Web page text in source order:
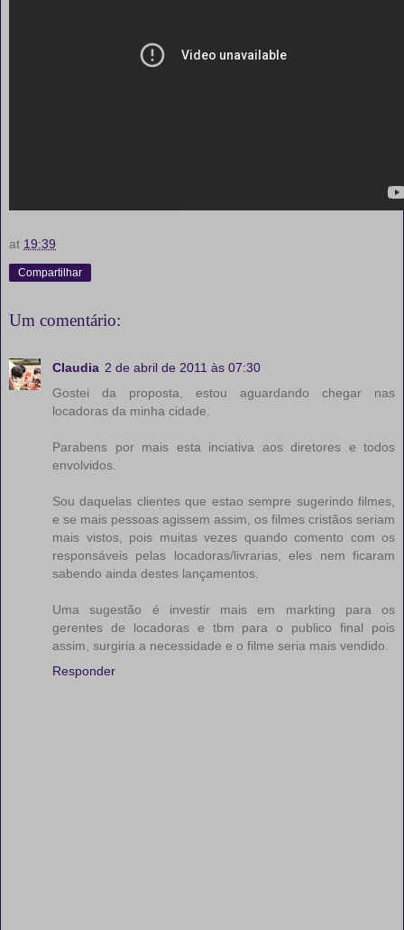
at 19:39
Compartilhar
Um comentário:
Claudia 2 de abril de 2011 às 07:30
Gostei da proposta, estou aguardando chegar nas
locadoras da minha cidade.
Parabens por mais esta inciativa aos diretores e todos
envolvidos.
Sou daquelas clientes que estao sempre sugerindo filmes,
e se mais pessoas agissem assim, os filmes cristãos seriam
mais vistos, pois muitas vezes quando comento com os
responsáveis pelas locadoras/livrarias, eles nem ficaram
sabendo ainda destes lançamentos.
Uma sugestão é investir mais em markting para os
gerentes de locadoras e tbm para o publico final pois
assim, surgiria a necessidade e o filme seria mais vendido.
Responder